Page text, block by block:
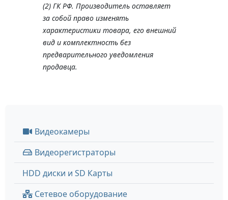
(2) ГК РФ. Производитель оставляет
за собой право изменять
характеристики товара, его внешний
вид и комплектность без
предварительного уведомления
продавца.
Видеокамеры
Видеорегистраторы
HDD диски и SD Карты
Сетевое оборудование